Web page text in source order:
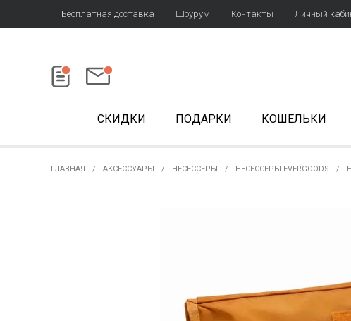
Бесплатная доставка Шоурум Контакты Личный
СКИДКИ ПОДАРКИ КОШЕЛЬКИ
ГЛАВНАЯ АКСЕССУАРЫ НЕСЕССЕРЫ НЕСЕССЕРЫ EVERGOODS